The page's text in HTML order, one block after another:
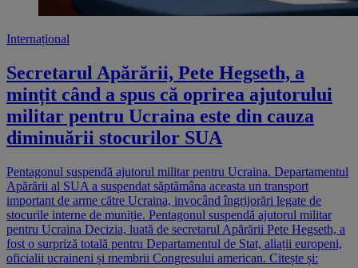
Internațional
Secretarul Apărării, Pete Hegseth, a
mințit când a spus că oprirea ajutorului
militar pentru Ucraina este din cauza
diminuării stocurilor SUA
Pentagonul suspendă ajutorul militar pentru Ucraina. Departamentul
Apărării al SUA a suspendat săptămâna aceasta un transport
important de arme către Ucraina, invocând îngrijorări legate de
stocurile interne de muniție. Pentagonul suspendă ajutorul militar
pentru Ucraina Decizia, luată de secretarul Apărării Pete Hegseth, a
fost o surpriză totală pentru Departamentul de Stat, aliații europeni,
oficialii ucraineni și membrii Congresului american. Citește și: